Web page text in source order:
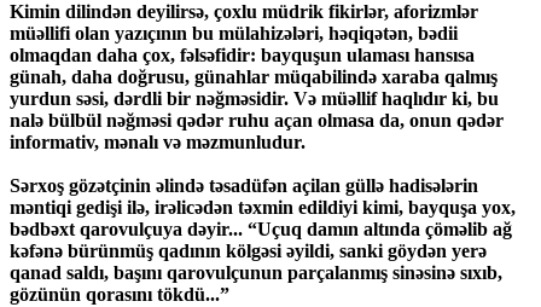
Kimin dilindən deyilirsə, çoxlu müdrik fikirlər, aforizmlər
müəllifi olan yazıçının bu mülahizələri, həqiqətən, bədii
olmaqdan daha çox, fəlsəfidir: bayquşun ulaması hansısa
günah, daha doğrusu, günahlar müqabilində xaraba qalmış
yurdun səsi, dərdli bir nəğməsidir. Və müəllif haqlıdır ki, bu
nalə bülbül nəğməsi qədər ruhu açan olmasa da, onun qədər
informativ, mənalı və məzmunludur.
Sərxoş gözətçinin əlində təsadüfən açilan güllə hadisələrin
məntiqi gedişi ilə, irəlicədən təxmin edildiyi kimi, bayquşa yox,
bədbəxt qarovulçuya dəyir... “Uçuq damın altında çöməlib ağ
kəfənə bürünmüş qadının kölgəsi əyildi, sanki göydən yerə
qanad saldı, başını qarovulçunun parçalanmış sinəsinə sıxıb,
gözünün qorasını tökdü...”